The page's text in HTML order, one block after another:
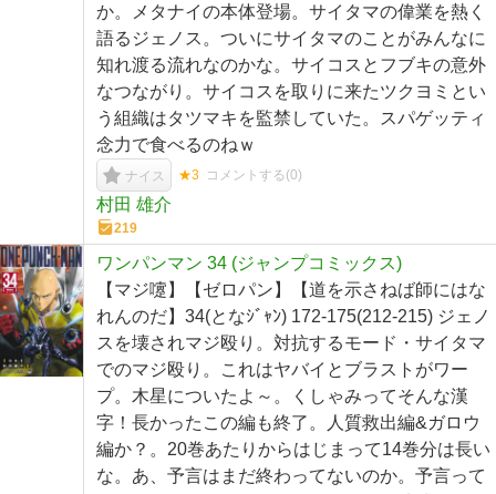
か。メタナイの本体登場。サイタマの偉業を熱く
語るジェノス。ついにサイタマのことがみんなに
知れ渡る流れなのかな。サイコスとフブキの意外
なつながり。サイコスを取りに来たツクヨミとい
う組織はタツマキを監禁していた。スパゲッティ
念力で食べるのねｗ
ナイス ★3 コメントする(0)
村田 雄介
219
ワンパンマン 34 (ジャンプコミックス)
【マジ嚔】【ゼロパン】【道を示さねば師にはな
れんのだ】34(となｼﾞｬﾝ) 172-175(212-215) ジェノ
スを壊されマジ殴り。対抗するモード・サイタマ
でのマジ殴り。これはヤバイとブラストがワー
プ。木星についたよ～。くしゃみってそんな漢
字！長かったこの編も終了。人質救出編&ガロウ
編か？。20巻あたりからはじまって14巻分は長い
な。あ、予言はまだ終わってないのか。予言って